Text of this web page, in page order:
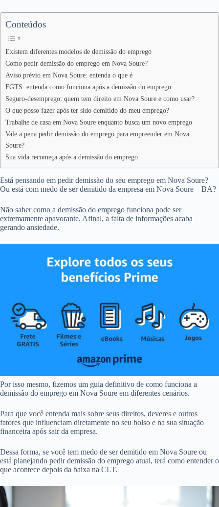
Conteúdos
Existem diferentes modelos de demissão do emprego
Como pedir demissão do emprego em Nova Soure?
Aviso prévio em Nova Soure: entenda o que é
FGTS: entenda como funciona após a demissão do emprego
Seguro-desemprego: quem tem direito em Nova Soure e como usar?
O que posso fazer após ter sido demitido do meu emprego?
Trabalhe de casa em Nova Soure enquanto busca um novo emprego
Vale a pena pedir demissão do emprego para empreender em Nova
Soure?
Sua vida recomeça após a demissão do emprego
Está pensando em pedir demissão do seu emprego em Nova Soure?
Ou está com medo de ser demitido da empresa em Nova Soure – BA?
Não saber como a demissão do emprego funciona pode ser
extremamente apavorante. Afinal, a falta de informações acaba
gerando ansiedade.
Por isso mesmo, fizemos um guia definitivo de como funciona a
demissão do emprego em Nova Soure em diferentes cenários.
Para que você entenda mais sobre seus direitos, deveres e outros
fatores que influenciam diretamente no seu bolso e na sua situação
financeira após sair da empresa.
Dessa forma, se você tem medo de ser demitido em Nova Soure ou
está planejando pedir demissão do emprego atual, terá como entender o
que acontece depois da baixa na CLT.